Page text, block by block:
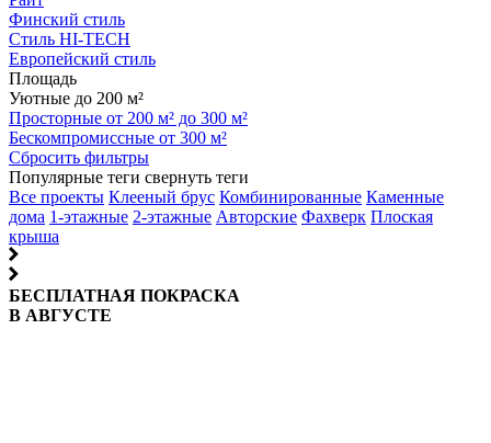
Финский стиль
Стиль HI-TECH
Европейский стиль
Площадь
Уютные до 200 м²
Просторные от 200 м² до 300 м²
Бескомпромиссные от 300 м²
Сбросить фильтры
Популярные теги свернуть теги
Все проекты Клееный брус Комбинированные Каменные
дома 1-этажные 2-этажные Авторские Фахверк Плоская
крыша
БЕСПЛАТНАЯ ПОКРАСКА
В АВГУСТЕ